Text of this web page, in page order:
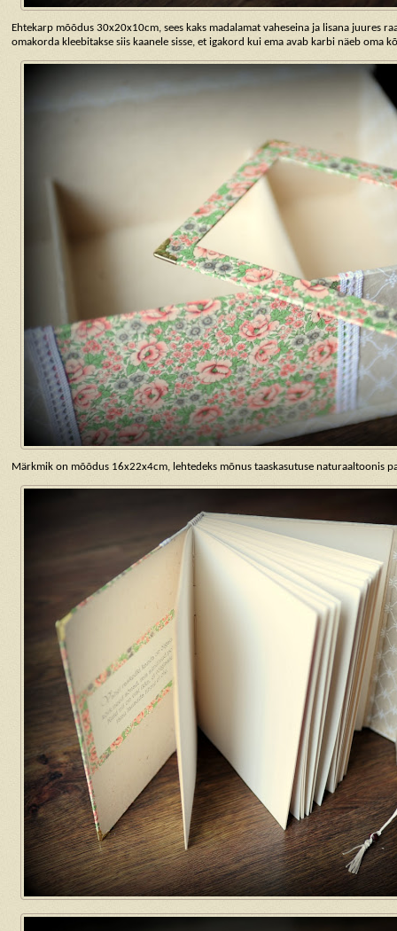
Ehtekarp mõõdus 30x20x10cm, sees kaks madalamat vaheseina ja lisana juures
omakorda kleebitakse siis kaanele sisse, et igakord kui ema avab karbi näeb oma
Märkmik on mõõdus 16x22x4cm, lehtedeks mõnus taaskasutuse naturaaltoonis